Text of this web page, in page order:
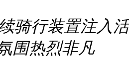
骑行装置注入
围热烈非凡